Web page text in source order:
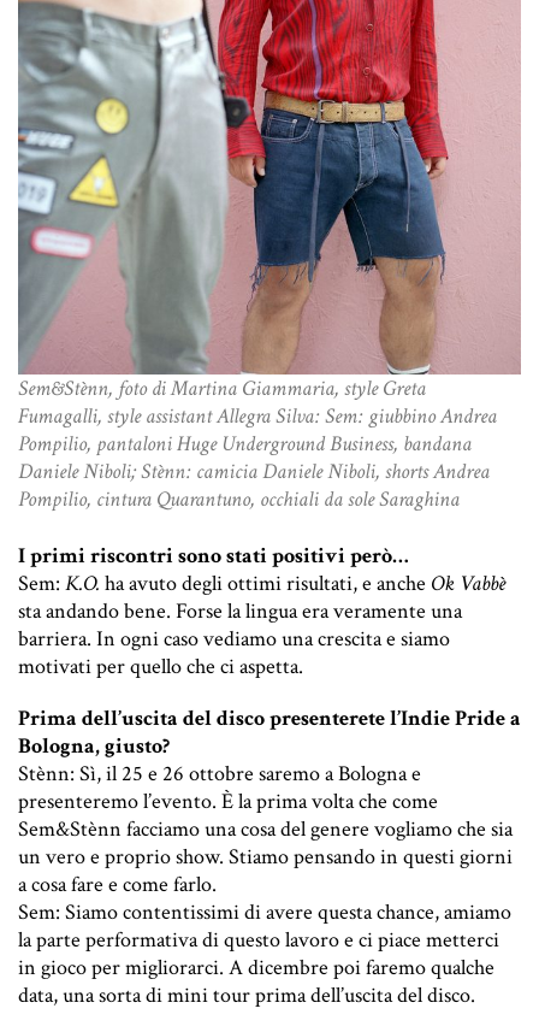
Sem&Stènn, foto di Martina Giammaria, style Greta
Fumagalli, style assistant Allegra Silva: Sem: giubbino Andrea
Pompilio, pantaloni Huge Underground Business, bandana
Daniele Niboli; Stènn: camicia Daniele Niboli, shorts Andrea
Pompilio, cintura Quarantuno, occhiali da sole Saraghina
I primi riscontri sono stati positivi però…
Sem: K.O. ha avuto degli ottimi risultati, e anche Ok Vabbè
sta andando bene. Forse la lingua era veramente una
barriera. In ogni caso vediamo una crescita e siamo
motivati per quello che ci aspetta.
Prima dell’uscita del disco presenterete l’Indie Pride a
Bologna, giusto?
Stènn: Sì, il 25 e 26 ottobre saremo a Bologna e
presenteremo l’evento. È la prima volta che come
Sem&Stènn facciamo una cosa del genere vogliamo che sia
un vero e proprio show. Stiamo pensando in questi giorni
a cosa fare e come farlo.
Sem: Siamo contentissimi di avere questa chance, amiamo
la parte performativa di questo lavoro e ci piace metterci
in gioco per migliorarci. A dicembre poi faremo qualche
data, una sorta di mini tour prima dell’uscita del disco.